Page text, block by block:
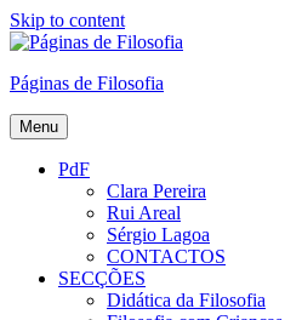
Skip to content
Páginas de Filosofia
Menu
PdF
Clara Pereira
Rui Areal
Sérgio Lagoa
CONTACTOS
SECÇÕES
Didática da Filosofia